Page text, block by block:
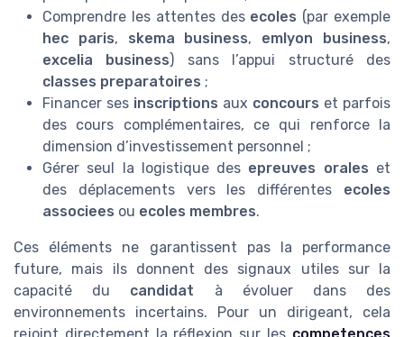
Comprendre les attentes des ecoles (par exemple
hec paris, skema business, emlyon business,
excelia business) sans l’appui structuré des
classes preparatoires ;
Financer ses inscriptions aux concours et parfois
des cours complémentaires, ce qui renforce la
dimension d’investissement personnel ;
Gérer seul la logistique des epreuves orales et
des déplacements vers les différentes ecoles
associees ou ecoles membres.
Ces éléments ne garantissent pas la performance
future, mais ils donnent des signaux utiles sur la
capacité du candidat à évoluer dans des
environnements incertains. Pour un dirigeant, cela